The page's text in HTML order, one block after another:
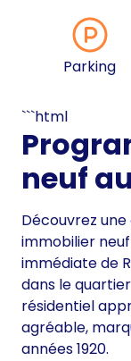
Parking
```html
neuf
Découvrez
immobilier
immédiate de
dans le
résidentiel
agréable,
années 1920.